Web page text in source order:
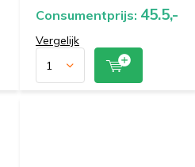
Consumentprijs: 45.5,-
Vergelijk